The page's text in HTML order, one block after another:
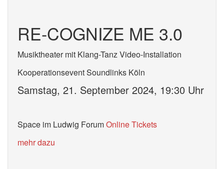
RE-COGNIZE ME 3.0
Musiktheater mit Klang-Tanz Video-Installation
Kooperationsevent Soundlinks Köln
Samstag, 21. September 2024, 19:30 Uhr
Space im Ludwig ForumOnline Tickets
mehr dazu